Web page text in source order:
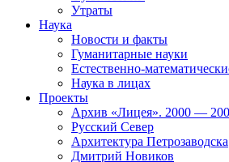
Утраты
Наука
Новости и факты
Гуманитарные науки
Естественно-
Наука в лицах
Проекты
Архив «Лицея». 2000 —
Русский Север
Архитектура Петрозаводска
Дмитрий Новиков